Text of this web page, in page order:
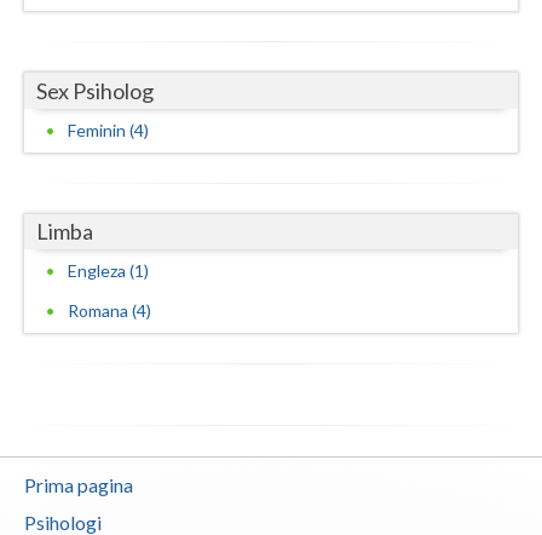
Sex Psiholog
Feminin (4)
Limba
Engleza (1)
Romana (4)
Prima pagina
Psihologi